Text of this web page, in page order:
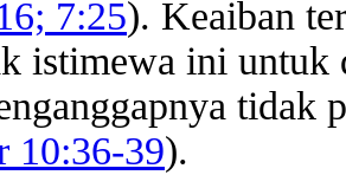
7:25). Keaiban
istimewa ini untuk
tidak
10:36-39).